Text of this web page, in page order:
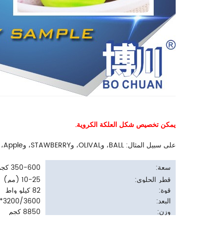
يمكن تخصيص شكل العلكة الكروية.
على سبيل المثال: BALL، وOLIVAL، وSTAWBERRY، وApple، وEGG، وBOTTLE، وما إلى ذلك.
سعة:
350-600 كجم/ساعة
قطر الحلوى:
10-25 (مم)
قوة:
82 كيلو واط
البعد:
3200/3600*700*1800 (مم)
وزن:
8850 كجم